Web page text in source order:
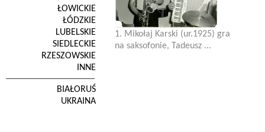
ŁOWICKIE
ŁÓDZKIE
LUBELSKIE
SIEDLECKIE
RZESZOWSKIE
INNE
BIAŁORUŚ
UKRAINA
1. Mikołaj Karski (ur.1925) gra
na saksofonie, Tadeusz ...